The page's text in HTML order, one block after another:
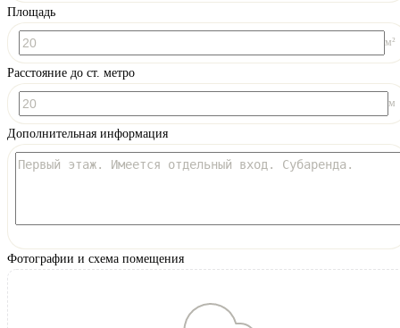
Площадь
м²
Расстояние до ст. метро
м
Дополнительная информация
Фотографии и схема помещения